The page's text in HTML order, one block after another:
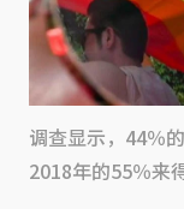
调查显示，44％
2018年的55％来